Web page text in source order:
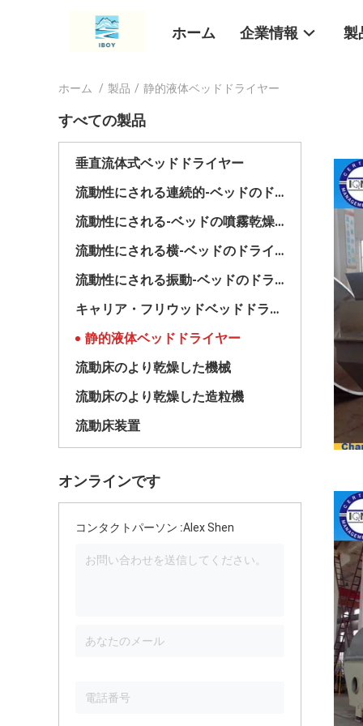
ホーム 企業情報 製
ホーム / 製品 / 静的液体ベッドドライヤー
すべての製品
垂直流体式ベッドドライヤー
流動性にされる連続的-ベッドのドライヤー
流動性にされる-ベッドの噴霧乾燥器
流動性にされる横-ベッドのドライヤー
流動性にされる振動-ベッドのドライヤー
キャリア・フリウッドベッドドライヤー
静的液体ベッドドライヤー
流動床のより乾燥した機械
流動床のより乾燥した造粒機
流動床装置
オンラインです
コンタクトパーソン :Alex Shen